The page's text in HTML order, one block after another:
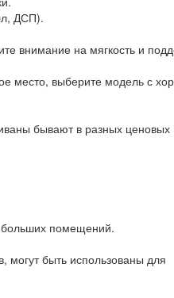
ДСП).
внимание на мягкость и
место, выберите модель с
бывают в разных ценовых
помещений.
могут быть использованы для